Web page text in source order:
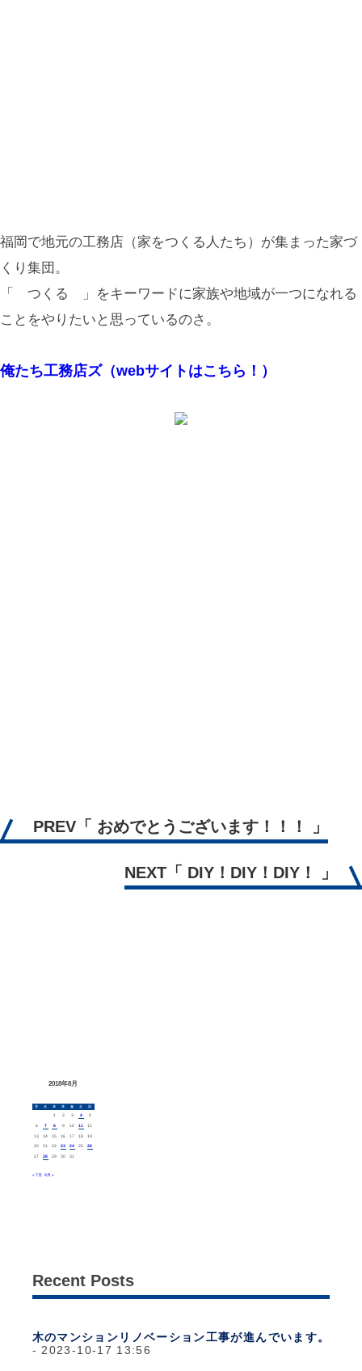
福岡で地元の工務店（家をつくる人たち）が集まった家づ
くり集団。
「 つくる 」をキーワードに家族や地域が一つになれる
ことをやりたいと思っているのさ。
俺たち工務店ズ（webサイトはこちら！）
PREV「 おめでとうございます！！！ 」
NEXT 「 DIY！DIY！DIY！ 」
2018年8月
月 火 水 木 金 土 日
1 2 3 4 5
6 7 8 9 10 11 12
13 14 15 16 17 18
19
20
21 22 23 24 25 26
27 28 29 30 31
« 7月 9月 »
Recent Posts
木のマンションリノベーション工事が進んでいます。
2023-10-17 13:56